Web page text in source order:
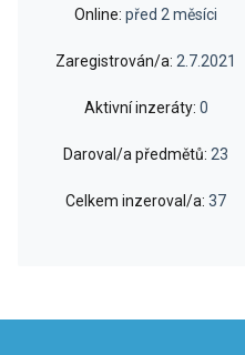
Online: před 2 měsíci
Zaregistrován/a: 2.7.2021
Aktivní inzeráty: 0
Daroval/a předmětů: 23
Celkem inzeroval/a: 37